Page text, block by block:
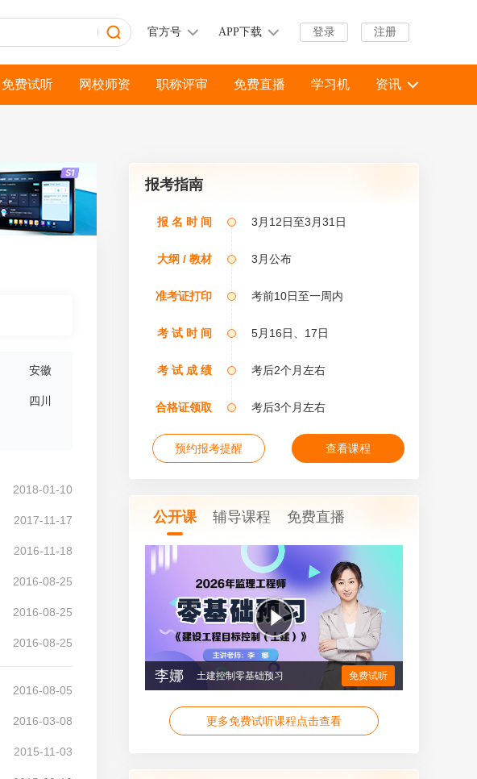
登录 注册
官方号 APP下载
免费试听 网校师资 职称评审 免费直播 学习机 资讯
安徽
四川
2018-01-10
2017-11-17
2016-11-18
2016-08-25
2016-08-25
2016-08-25
2016-08-05
2016-03-08
2015-11-03
报考指南
报 名 时 间 3月12日至3月31日
大纲 / 教材 3月公布
准考证打印 考前10日至一周内
考 试 时 间 5月16日、17日
考 试 成 绩 考后2个月左右
合格证领取 考后3个月左右
预约报考提醒 查看课程
公开课 辅导课程 免费直播
李娜 土建控制零基础预习 免费试听
陈江潮 土建案例零基础预习 免费试听
更多免费试听课程点击查看